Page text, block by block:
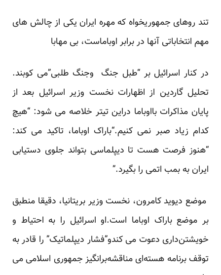
تند روهای جمهوریخواه که مهره ایران یکی از چالش های
مهم انتخاباتی آنها در برابر اوباماست، بی مهابا
در کنار اسرائیل بر “طبل جنگ وجنگ طلبی”می کوبند.
تحلیل گاردین از اظهارات نخست وزیر اسرائیل بعد از
پایان مذاکرات بااوباما دراین تیتر خلاصه می شود: “هیچ
کدام زیاد صبر نمی کنیم.“باراک اوباما، تاکید می کند:
“هنوز فرصت هست تا دیپلماسی بتواند جلوی دستیابی
ایران به بمب اتمی را بگیرد.”
موضع دیوید کامرون، نخست وزیر بریتانیا، دقیقا منطبق
بر موضع باراک اوباما است.او اسرائیل را به احتیاط و
خویشتن‌داری دعوت می کندو”فشار دیپلماتیک” را قادر به
توقف برنامه هسته‌ای مناقشه‌برانگیز جمهوری اسلامی می